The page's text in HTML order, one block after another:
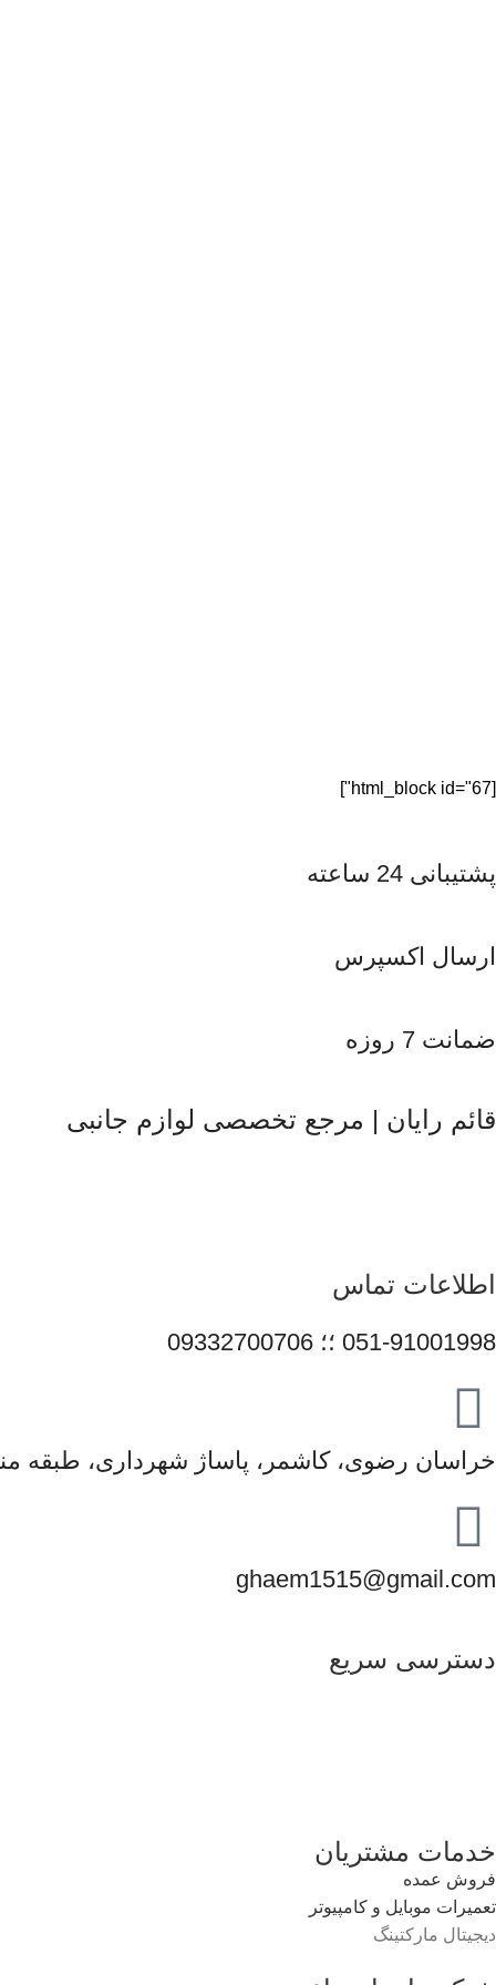
[html_block id="67"]
پشتیبانی 24 ساعته
ارسال اکسپرس
ضمانت 7 روزه
قائم رایان | مرجع تخصصی لوازم جانبی
اطلاعات تماس
051-91001998 ؛؛ 09332700706
خراسان رضوی، کاشمر، پاساژ شهرداری، طبقه
ghaem1515@gmail.com
دسترسی سریع
خدمات مشتریان
فروش عمده
تعمیرات موبایل و کامپیوتر
دیجیتال مارکتینگ